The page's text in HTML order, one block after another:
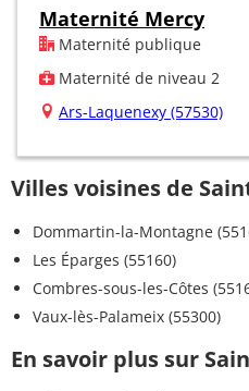
Maternité Mercy
Maternité publique
Maternité de niveau 2
Ars-Laquenexy (57530)
Villes voisines de
Dommartin-la-Montagne
Les Éparges (55160)
Combres-sous-les-Côtes
Vaux-lès-Palameix (55300)
En savoir plus sur